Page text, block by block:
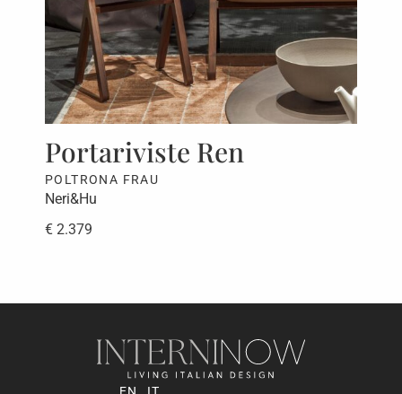
Portariviste Ren
POLTRONA FRAU
Neri&Hu
€ 2.379